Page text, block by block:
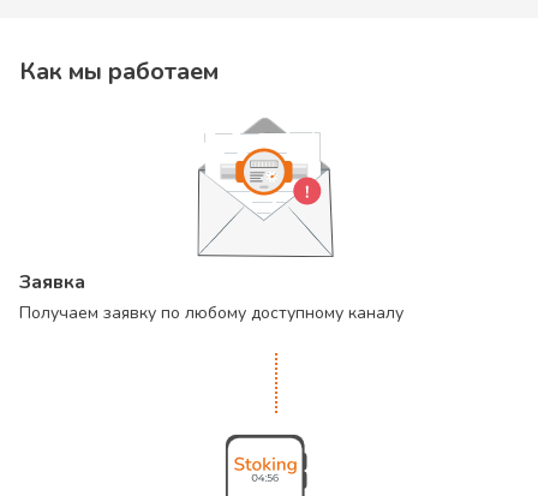
Как мы работаем
Заявка
Получаем заявку по любому доступному каналу